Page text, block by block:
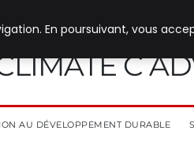
C
AU DÉVELOPPEMENT DURABLE
En poursuivant, vous